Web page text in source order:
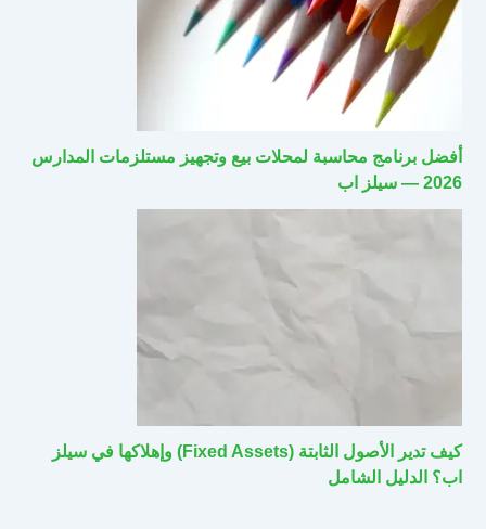
أفضل برنامج محاسبة لمحلات بيع وتجهيز مستلزمات المدارس
2026 — سيلز اب
كيف تدير الأصول الثابتة (Fixed Assets) وإهلاكها في سيلز
اب؟ الدليل الشامل